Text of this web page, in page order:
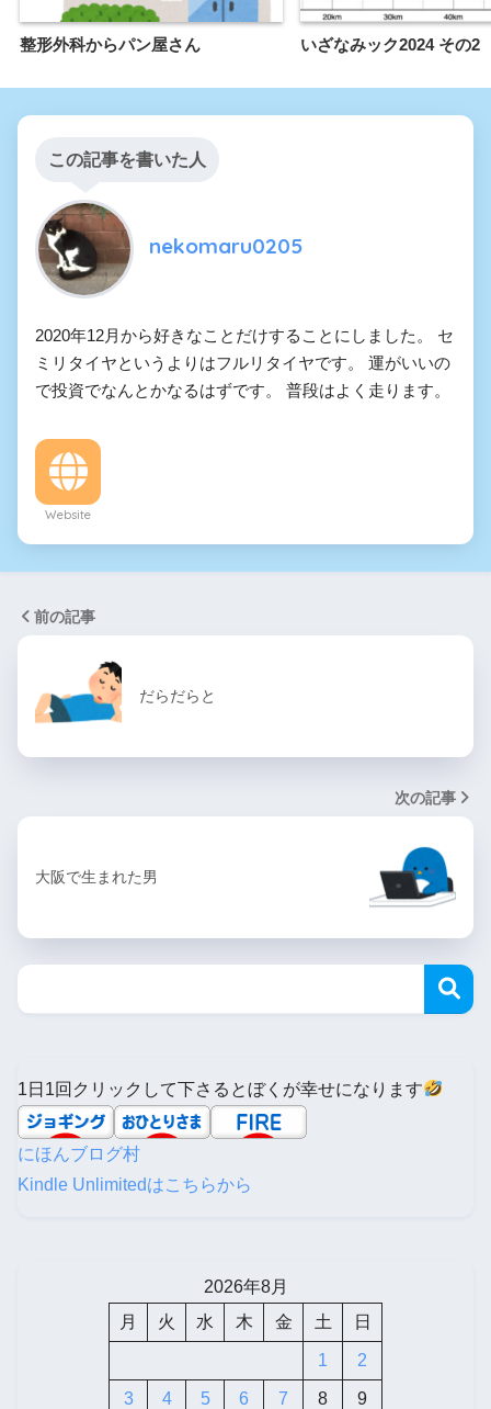
整形外科からパン屋さん いざなみック2024 その2
この記事を書いた人
nekomaru0205
2020年12月から好きなことだけすることにしました。 セ
ミリタイヤというよりはフルリタイヤです。 運がいいの
で投資でなんとかなるはずです。 普段はよく走ります。
Website
前の記事
だらだらと
次の記事
大阪で生まれた男
1日1回クリックして下さるとぼくが幸せになります
にほんブログ村
Kindle Unlimitedはこちらから
2026年8月
月
火 水 木 金 土 日
1 2
3 4 5 6 7 8 9